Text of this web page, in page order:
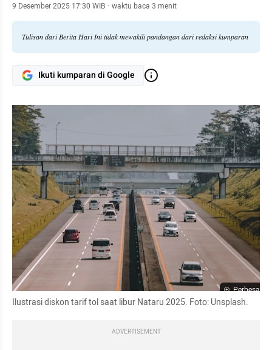
9 Desember 2025 17:30 WIB · waktu baca 3 menit
Tulisan dari Berita Hari Ini tidak mewakili pandangan dari redaksi kumparan
Ikuti kumparan di Google
Perbesar
Ilustrasi diskon tarif tol saat libur Nataru 2025. Foto: Unsplash.
ADVERTISEMENT